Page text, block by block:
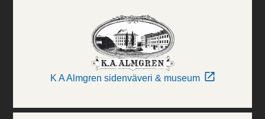
K A Almgren sidenväveri & museum